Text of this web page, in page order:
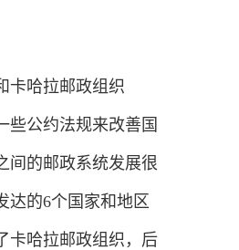
卡哈拉邮政组织
些公约法规来改善国
间的邮政系统发展很
达的6个国家和地区
卡哈拉邮政组织，后